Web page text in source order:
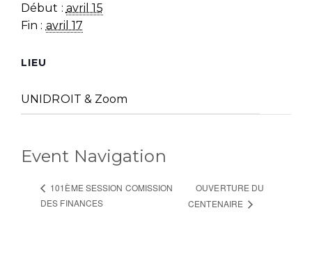
Début : avril 15
Fin : avril 17
LIEU
UNIDROIT & Zoom
Event Navigation
101ÈME SESSION COMISSION
DES FINANCES
OUVERTURE DU
CENTENAIRE